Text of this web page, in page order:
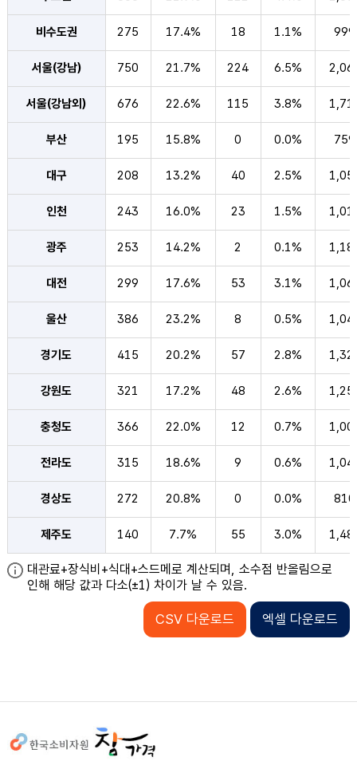
비수도권 275 17.4% 18 1.1% 999
서울(강남) 750 21.7% 224 6.5%
서울(강남외) 676 22.6% 115 3.8%
부산 195 15.8% 0 0.0% 759
대구 208 13.2% 40 2.5%
인천 243 16.0% 23 1.5%
광주 253 14.2% 2 0.1%
대전 299 17.6% 53 3.1%
울산 386 23.2% 8 0.5%
경기도 415 20.2% 57 2.8%
강원도 321 17.2% 48 2.6%
충청도 366 22.0% 12 0.7%
전라도 315 18.6% 9 0.6%
경상도 272 20.8% 0 0.0% 810
제주도 140 7.7% 55 3.0%
대관료+장식비+식대+스드메로 계산되며, 소수점 반올림으로
인해 해당 값과 다소(±1) 차이가 날 수 있음.
CSV 다운로드 엑셀 다운로드